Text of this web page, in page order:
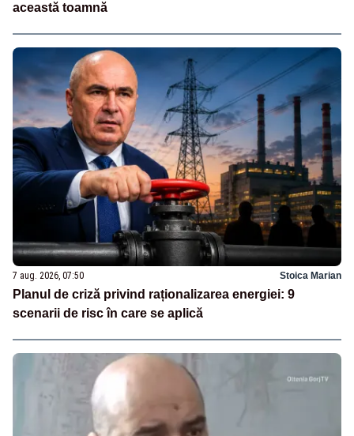
această toamnă
7 aug. 2026, 07:50 Stoica Marian
Planul de criză privind raționalizarea energiei: 9
scenarii de risc în care se aplică